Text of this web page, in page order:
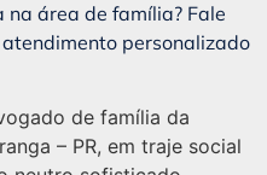
área de família? Fale
personalizado